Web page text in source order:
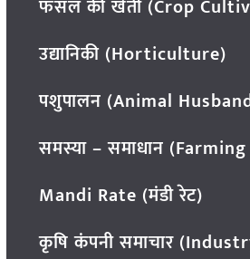
फसल की खेती (Crop
उद्यानिकी (Horticulture)
पशुपालन (Animal
समस्या – समाधान
Mandi Rate (मंडी रेट)
कृषि कंपनी समाचार